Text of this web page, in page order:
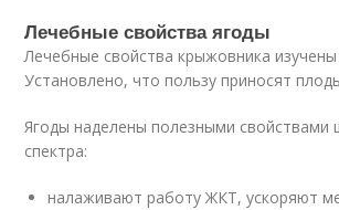
Лечебные свойства ягоды
Лечебные свойства крыжовника
Установлено, что пользу приносят
Ягоды наделены полезными свойствами
спектра:
налаживают работу ЖКТ, ускоряют